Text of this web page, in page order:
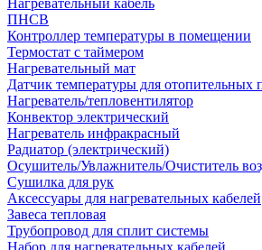
Нагревательный кабель
ПНСВ
Контроллер температуры в помещении
Термостат с таймером
Нагревательный мат
Датчик температуры для отопительных
Нагреватель/тепловентилятор
Конвектор электрический
Нагреватель инфракрасный
Радиатор (электрический)
Осушитель/Увлажнитель/Очиститель
Сушилка для рук
Аксессуары для нагревательных кабелей
Завеса тепловая
Трубопровод для сплит системы
Набор для нагревательных кабелей